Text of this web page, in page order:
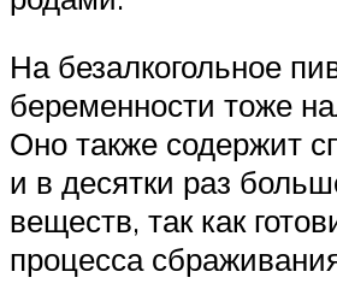
На безалкогольное
беременности тоже
Оно также содержит
и в десятки раз
веществ, так как
процесса